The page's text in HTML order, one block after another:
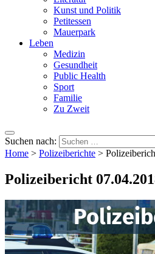
Kunst und Politik
Petitessen
Mauerpark
Leben
Medizin
Gesundheit
Public Health
Sport
Familie
Zu Zweit
Suchen nach:
Home > Polizeiberichte >
Polizeibericht